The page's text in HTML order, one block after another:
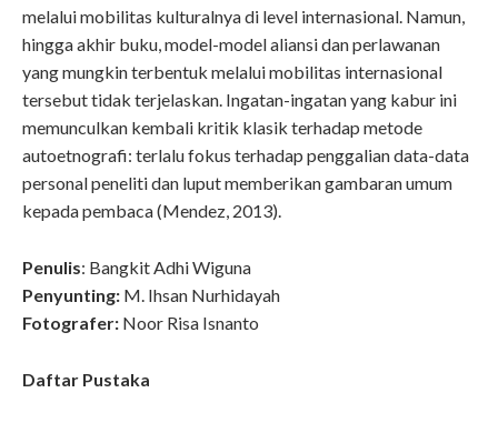
melalui mobilitas kulturalnya di level internasional. Namun,
hingga akhir buku, model-model aliansi dan perlawanan
yang mungkin terbentuk melalui mobilitas internasional
tersebut tidak terjelaskan. Ingatan-ingatan yang kabur ini
memunculkan kembali kritik klasik terhadap metode
autoetnografi: terlalu fokus terhadap penggalian data-data
personal peneliti dan luput memberikan gambaran umum
kepada pembaca (Mendez, 2013).
Penulis: Bangkit Adhi Wiguna
Penyunting: M. Ihsan Nurhidayah
Fotografer: Noor Risa Isnanto
Daftar Pustaka